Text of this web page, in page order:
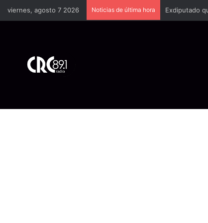
viernes, agosto 7 2026 Noticias de última hora